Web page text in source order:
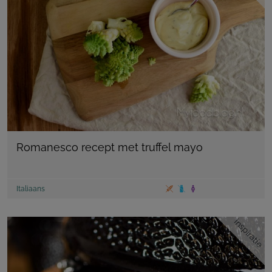
Romanesco recept met truffel mayo
Italiaans
inspiratie